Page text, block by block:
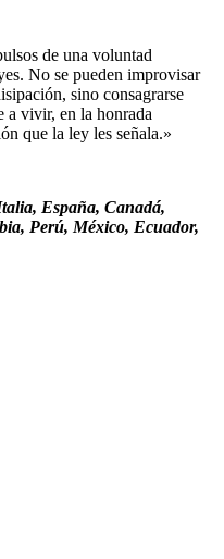
de una voluntad
No se pueden improvisar
sino consagrarse
a vivir, en la honrada
que la ley les señala.»
España, Canadá,
Perú, México, Ecuador,